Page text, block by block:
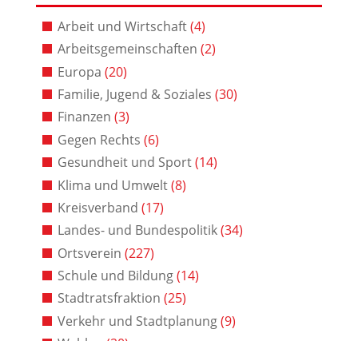
Arbeit und Wirtschaft(4)
Arbeitsgemeinschaften (2)
Europa (20)
Familie, Jugend & Soziales (30)
Finanzen (3)
Gegen Rechts (6)
Gesundheit und Sport(14)
Klima und Umwelt(8)
Kreisverband (17)
Landes- und Bundespolitik(34)
Ortsverein (227)
Schule und Bildung(14)
Stadtratsfraktion (25)
Verkehr und Stadtplanung(9)